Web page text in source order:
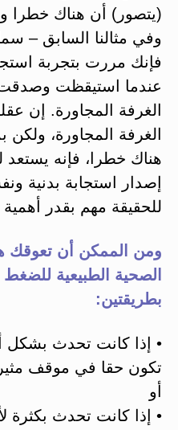
(يتصور) أن هناك خطرا
وفي مثالنا السابق –
فإنك مررت بتجربة
عندما استيقظت
الغرفة المجاورة. إن
الغرفة المجاورة،
هناك خطرا، فإنه
إصدار استجابة بدنية
للحقيقة مهم بقدر
ومن الممكن أن تعوقك
الصحية الطبيعية
بطريقتين:
• إذا كانت تحدث بشكل
تكون حقا في موقف مثير
أو
• إذا كانت تحدث بكثرة